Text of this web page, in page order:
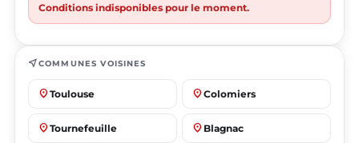
Conditions indisponibles pour le moment.
near_meCOMMUNES VOISINES
place Toulouse place Colomiers
place Tournefeuille place Blagnac